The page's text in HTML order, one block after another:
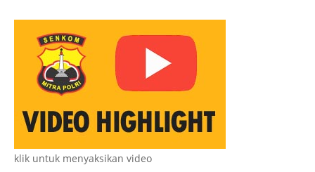
klik untuk menyaksikan video